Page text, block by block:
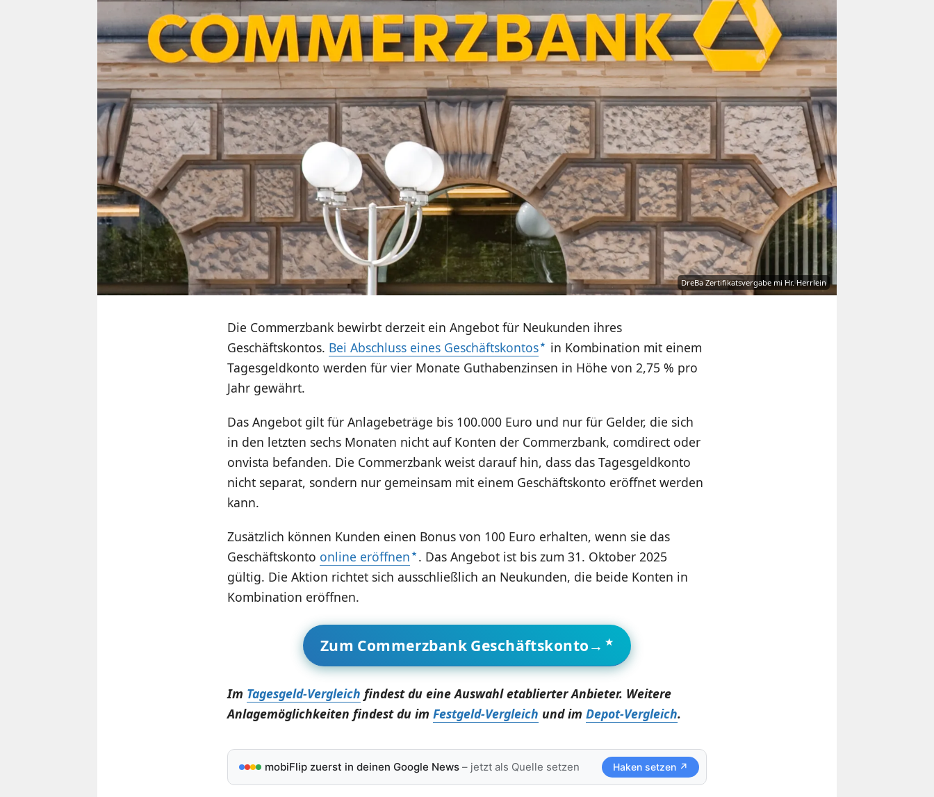
DreBa Zertifikatsvergabe mi Hr. Herrlein
Die Commerzbank bewirbt derzeit ein Angebot für Neukunden ihres
Geschäftskontos. Bei Abschluss eines Geschäftskontos
in Kombination mit einem
Tagesgeldkonto werden für vier Monate Guthabenzinsen in Höhe von 2,75 % pro
Jahr gewährt.
Das Angebot gilt für Anlagebeträge bis 100.000 Euro und nur für Gelder, die sich
in den letzten sechs Monaten nicht auf Konten der Commerzbank, comdirect oder
onvista befanden. Die Commerzbank weist darauf hin, dass das Tagesgeldkonto
nicht separat, sondern nur gemeinsam mit einem Geschäftskonto eröffnet werden
kann.
Zusätzlich können Kunden einen Bonus von 100 Euro erhalten, wenn sie das
Geschäftskonto online eröffnen . Das Angebot ist bis zum 31. Oktober 2025
gültig. Die Aktion richtet sich ausschließlich an Neukunden, die beide Konten in
Kombination eröffnen.
Zum Commerzbank Geschäftskonto→
Im Tagesgeld-Vergleich findest du eine Auswahl etablierter Anbieter. Weitere
Anlagemöglichkeiten findest du im Festgeld-Vergleich und im Depot-Vergleich.
mobiFlip zuerst in deinen Google News– jetzt als Quelle setzen Haken setzen ↗